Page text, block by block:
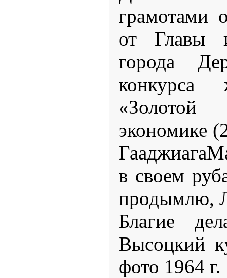
грамотами
от Главы
города
конкурса
экономике
в своем
продымлю,
Благие
Высоцкий
фото 1964 г.